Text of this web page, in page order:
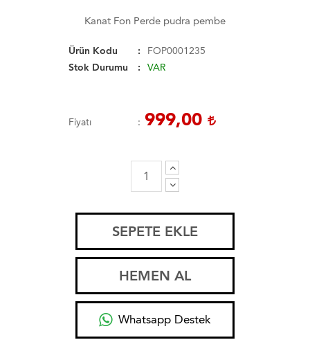
Kanat Fon Perde pudra pembe
Ürün Kodu
FOP0001235
Stok Durumu
VAR
Fiyatı 999,00
SEPETE EKLE
HEMEN AL
Whatsapp Destek